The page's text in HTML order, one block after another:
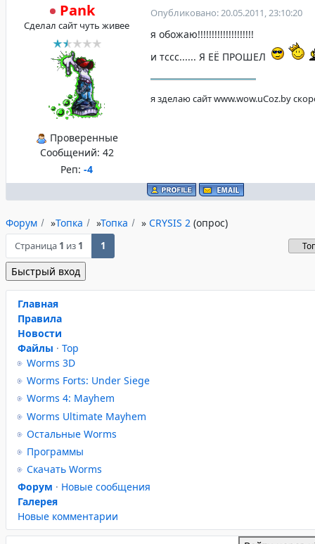
Pank
Сделал сайт чуть живее
Проверенные
Сообщений: 42
Реп: -4
Опубликовано: 20.05.2011, 23:10:20
я обожаю!!!!!!!!!!!!!!!!!!!!
и тссс...... Я ЕЁ ПРОШЕЛ
я зделаю сайт www.wow.uCoz.by
Форум »Топка »Топка » CRYSIS 2 (опрос)
Страница 1 из 1 1
Главная
Правила
Новости
Файлы · Top
Worms 3D
Worms Forts: Under Siege
Worms 4: Mayhem
Worms Ultimate Mayhem
Остальные Worms
Программы
Скачать Worms
Форум · Новые сообщения
Галерея
Новые комментарии